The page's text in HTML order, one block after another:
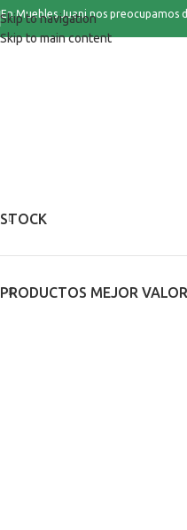
Skip to navigation
Skip to main content
En Muebles Juani nos preocupamos
STOCK
PRODUCTOS MEJOR